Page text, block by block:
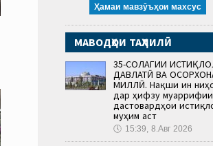
Ҳамаи мавзӯъҳои махсус
МАВОДҲОИ ТАҲЛИЛӢ
35-СОЛАГИИ
ДАВЛАТӢ ВА
МИЛЛӢ. Нақши ин
дар ҳифзу муаррифии
дастовардҳои
муҳим аст
🕔 15:39, 8.Авг 2026